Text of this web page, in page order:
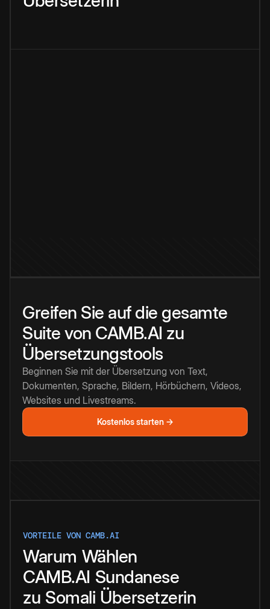
Greifen Sie auf die gesamte
Suite von CAMB.AI zu
Übersetzungstools
Beginnen Sie mit der Übersetzung von Text,
Dokumenten, Sprache, Bildern, Hörbüchern, Videos,
Websites und Livestreams.
Kostenlos starten →
VORTEILE VON CAMB.AI
Warum Wählen
CAMB.AI Sundanese
zu Somali Übersetzerin